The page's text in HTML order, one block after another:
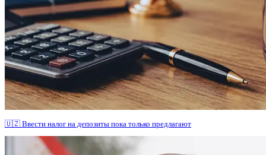
🇺🇿 Ввести налог на депозиты пока только предлагают